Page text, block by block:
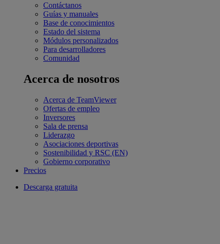
Contáctanos
Guías y manuales
Base de conocimientos
Estado del sistema
Módulos personalizados
Para desarrolladores
Comunidad
Acerca de nosotros
Acerca de TeamViewer
Ofertas de empleo
Inversores
Sala de prensa
Liderazgo
Asociaciones deportivas
Sostenibilidad y RSC (EN)
Gobierno corporativo
Precios
Descarga gratuita